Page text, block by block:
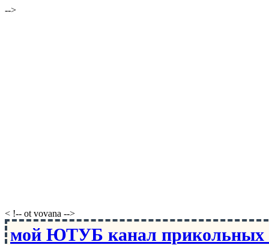
-->
< !-- ot vovana -->
мой ЮТУБ канал